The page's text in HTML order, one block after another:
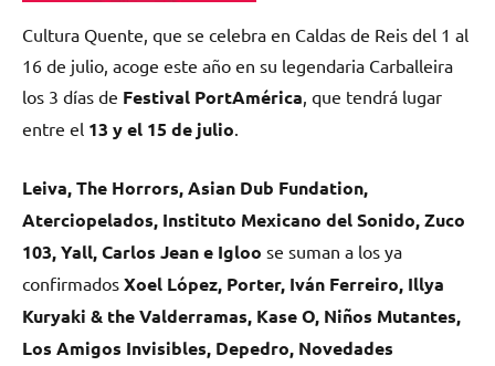
Cultura Quente, que se celebra en Caldas de Reis del 1 al
16 de julio, acoge este año en su legendaria Carballeira
los 3 días de Festival PortAmérica , que tendrá lugar
entre el 13 y el 15 de julio
Leiva, The Horrors, Asian Dub Fundation,
Aterciopelados, Instituto Mexicano del Sonido, Zuco
103, Yall, Carlos Jean e Igloo se suman a los ya
confirmados Xoel López, Porter, Iván Ferreiro, Illya
Kuryaki & the Valderramas, Kase O, Niños Mutantes,
Los Amigos Invisibles, Depedro, Novedades